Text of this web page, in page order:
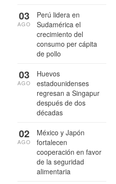
Perú lidera en
Sudamérica el
crecimiento del
consumo per cápita
de pollo
03
AGO
Huevos
estadounidenses
regresan a Singapur
después de dos
décadas
03
AGO
México y Japón
fortalecen
cooperación en favor
de la seguridad
alimentaria
02
AGO